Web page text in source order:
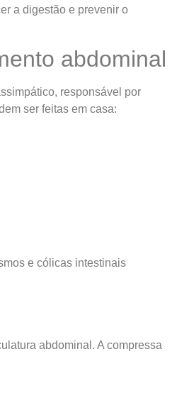
a digestão e prevenir o
abdominal
responsável por
ser feitas em casa:
e cólicas intestinais
abdominal. A compressa